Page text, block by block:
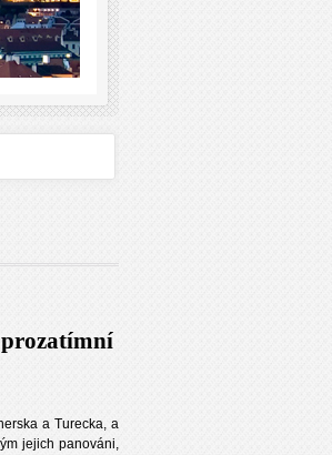
a Turecka, a
jejich panováni,